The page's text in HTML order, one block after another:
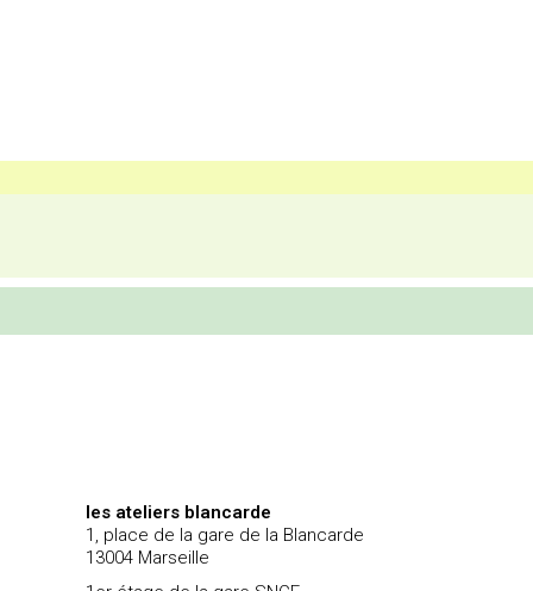
les ateliers blancarde
1, place de la gare de la Blancarde
13004 Marseille